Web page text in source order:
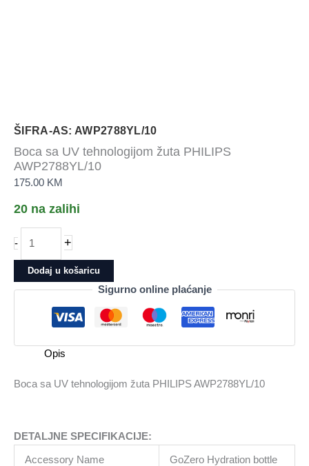
ŠIFRA-AS: AWP2788YL/10
Boca sa UV tehnologijom žuta PHILIPS
AWP2788YL/10
175.00 KM
20 na zalihi
-
sa
UV
tehnologijom
PHILIPS
AWP2788YL/10
količina
+
Dodaj u košaricu
Sigurno online plaćanje
Opis
Boca sa UV tehnologijom žuta PHILIPS AWP2788YL/10
DETALJNE SPECIFIKACIJE:
Accessory Name GoZero Hydration bottle